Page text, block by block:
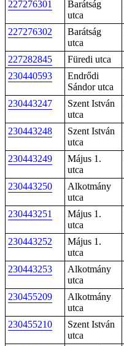
227276301
Barátság
utca
227276302
Barátság
utca
227282845 Füredi utca
230440593
Endrődi
Sándor utca
230443247
Szent István
utca
230443248
Szent István
utca
230443249
Május 1.
utca
230443250
Alkotmány
utca
230443251
Május 1.
utca
230443252
Május 1.
utca
230443253
Alkotmány
utca
230455209
Alkotmány
utca
230455210
Szent István
utca